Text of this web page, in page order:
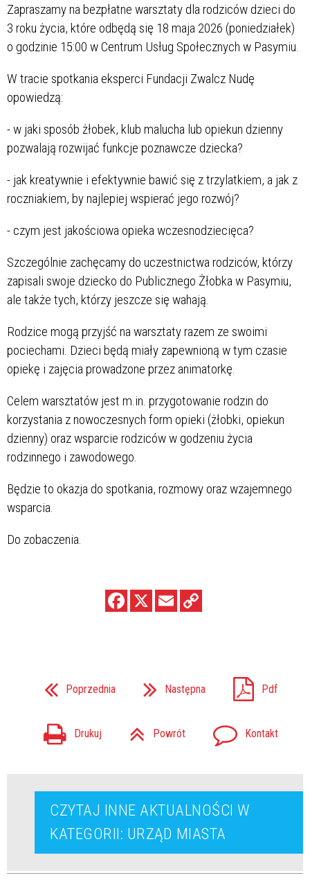
Zapraszamy na bezpłatne warsztaty dla rodziców dzieci do
3 roku życia, które odbędą się 18 maja 2026 (poniedziałek)
o godzinie 15:00 w Centrum Usług Społecznych w Pasymiu.
W tracie spotkania eksperci Fundacji Zwalcz Nudę
opowiedzą:
- w jaki sposób żłobek, klub malucha lub opiekun dzienny
pozwalają rozwijać funkcje poznawcze dziecka?
- jak kreatywnie i efektywnie bawić się z trzylatkiem, a jak z
roczniakiem, by najlepiej wspierać jego rozwój?
- czym jest jakościowa opieka wczesnodziecięca?
Szczególnie zachęcamy do uczestnictwa rodziców, którzy
zapisali swoje dziecko do Publicznego Żłobka w Pasymiu,
ale także tych, którzy jeszcze się wahają.
Rodzice mogą przyjść na warsztaty razem ze swoimi
pociechami. Dzieci będą miały zapewnioną w tym czasie
opiekę i zajęcia prowadzone przez animatorkę.
Celem warsztatów jest m.in. przygotowanie rodzin do
korzystania z nowoczesnych form opieki (żłobki, opiekun
dzienny) oraz wsparcie rodziców w godzeniu życia
rodzinnego i zawodowego.
Będzie to okazja do spotkania, rozmowy oraz wzajemnego
wsparcia.
Do zobaczenia.
Poprzednia Następna Pdf
Drukuj Powrót Kontakt
CZYTAJ INNE AKTUALNOŚCI W
KATEGORII: URZĄD MIASTA